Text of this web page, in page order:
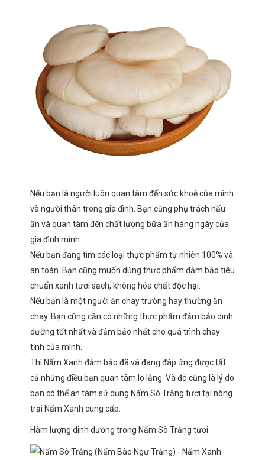
Nếu bạn là người luôn quan tâm đến sức khoẻ của mình
và người thân trong gia đình. Bạn cũng phụ trách nấu
ăn và quan tâm đến chất lượng bữa ăn hàng ngày của
gia đình mình.
Nếu bạn đang tìm các loại thực phẩm tự nhiên 100% và
an toàn. Bạn cũng muốn dùng thực phẩm đảm bảo tiêu
chuẩn xanh tươi sạch, không hóa chất độc hại.
Nếu bạn là một người ăn chay trường hay thường ăn
chay. Bạn cũng cần có những thực phẩm đảm bảo dinh
dưỡng tốt nhất và đảm bảo nhất cho quá trình chay
tịnh của mình.
Thì Nấm Xanh đảm bảo đã và đang đáp ứng được tất
cả những điều bạn quan tâm lo lắng. Và đó cũng là lý do
bạn có thể an tâm sử dụng Nấm Sò Trắng tươi tại nông
trại Nấm Xanh cung cấp.
Hàm lượng dinh dưỡng trong Nấm Sò Trắng tươi